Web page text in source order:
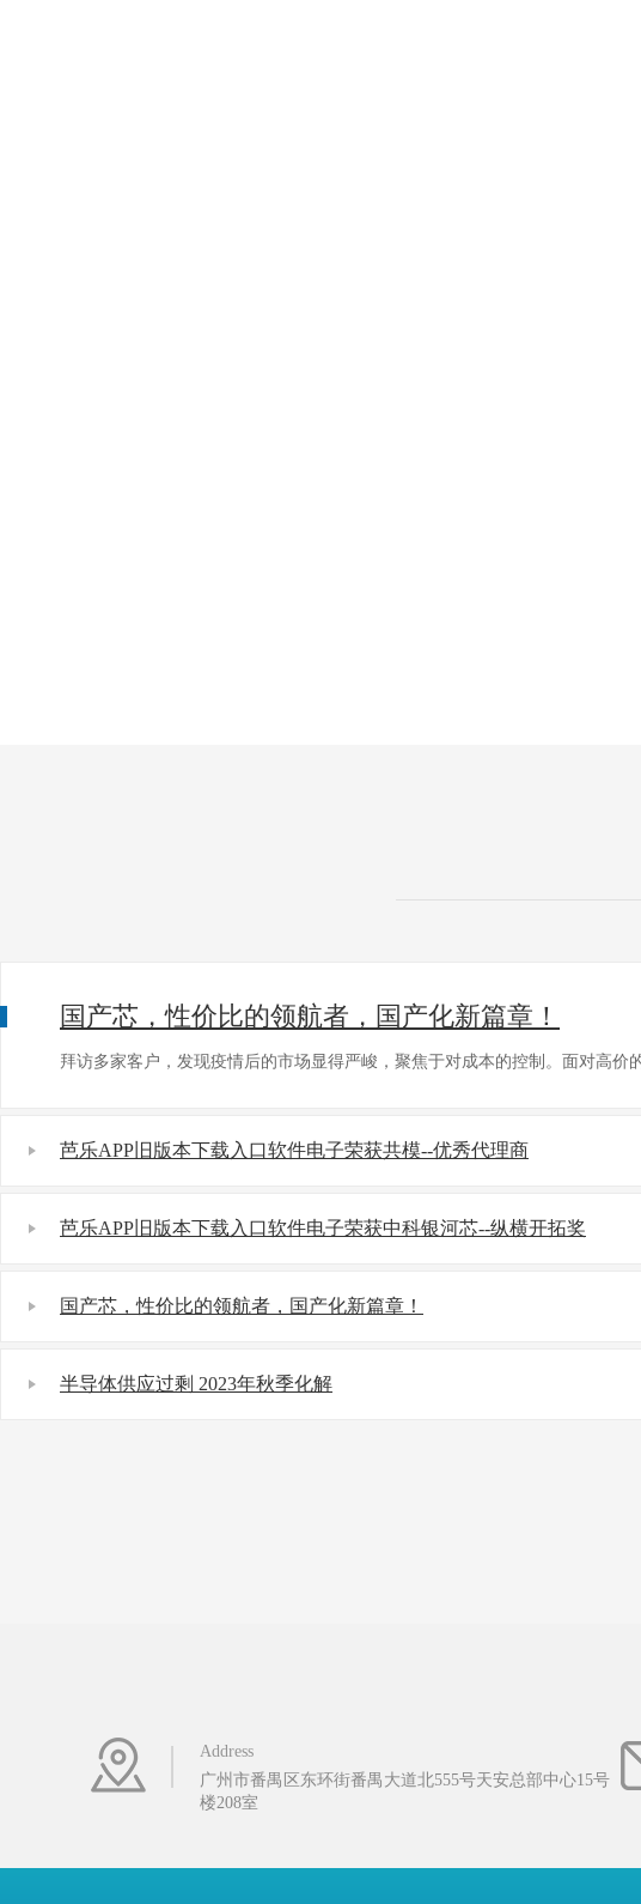
国产芯，性价比的领航者，国产化新篇章！
拜访多家客户，发现疫情后的市场显得严峻，聚焦于对成本的控制。面对高
芭乐APP旧版本下载入口软件电子荣获共模--优秀代理商
芭乐APP旧版本下载入口软件电子荣获中科银河芯--纵横开拓奖
国产芯，性价比的领航者，国产化新篇章！
半导体供应过剩 2023年秋季化解
Address
广州市番禺区东环街番禺大道北555号天安总部中心15号
楼208室